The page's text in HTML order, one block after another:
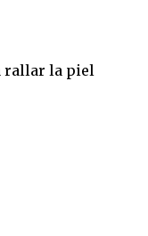
rallar la piel